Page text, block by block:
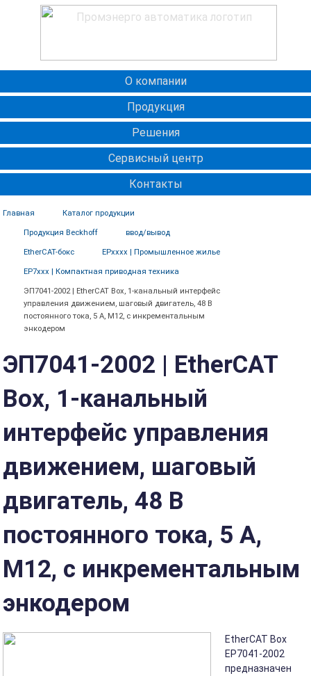
О компании
Продукция
Решения
Сервисный центр
Контакты
Главная Каталог продукции
Продукция Beckhoff ввод/вывод
EtherCAT-бокс EPxxxx | Промышленное жилье
EP7xxx | Компактная приводная техника
ЭП7041-2002 | EtherCAT Box, 1-канальный интерфейс
управления движением, шаговый двигатель, 48 В
постоянного тока, 5 А, M12, с инкрементальным
энкодером
ЭП7041-2002 | EtherCAT
Box, 1-канальный
интерфейс управления
движением, шаговый
двигатель, 48 В
постоянного тока, 5 А,
M12, с инкрементальным
энкодером
EtherCAT Box
EP7041-2002
предназначен